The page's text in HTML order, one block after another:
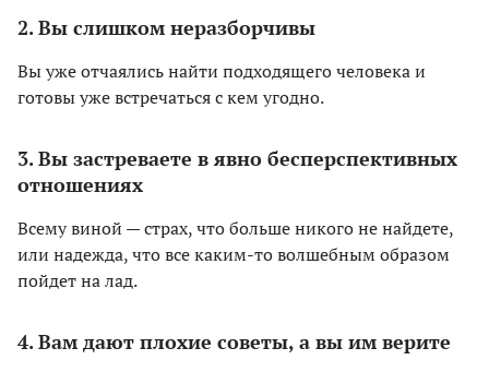
2. Вы слишком неразборчивы
Вы уже отчаялись найти подходящего человека и
готовы уже встречаться с кем угодно.
3. Вы застреваете в явно бесперспективных
отношениях
Всему виной — страх, что больше никого не найдете,
или надежда, что все каким-то волшебным образом
пойдет на лад.
4. Вам дают плохие советы, а вы им верите